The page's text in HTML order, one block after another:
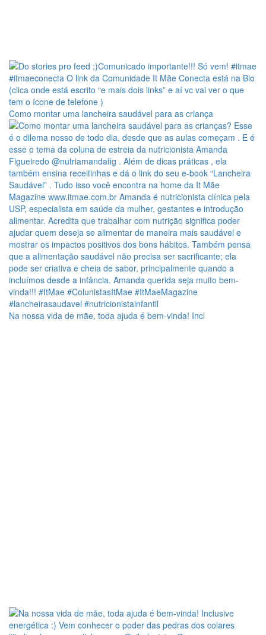
Como montar uma lancheira saudável para as criança
Na nossa vida de mãe, toda ajuda é bem-vinda! Incl